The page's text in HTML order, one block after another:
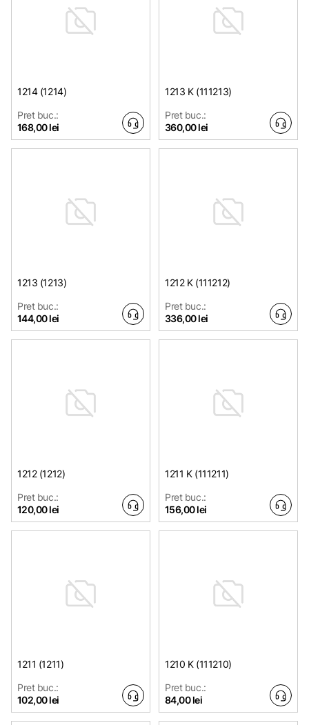
1214 (1214)
Pret buc.:
168,00 lei
1213 K (111213)
Pret buc.:
360,00 lei
1213 (1213)
Pret buc.:
144,00 lei
1212 K (111212)
Pret buc.:
336,00 lei
1212 (1212)
Pret buc.:
120,00 lei
1211 K (111211)
Pret buc.:
156,00 lei
1211 (1211)
Pret buc.:
102,00 lei
1210 K (111210)
Pret buc.:
84,00 lei